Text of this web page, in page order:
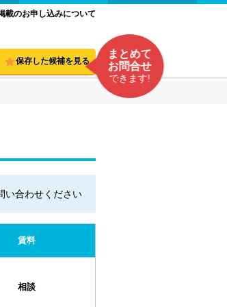
載のお申し込みについて
保存した候補を見る
まとめて
お問合せ
できます!
い合わせください
賃料
相談